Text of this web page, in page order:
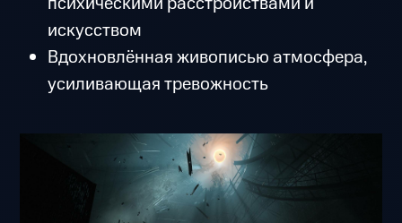
искусством
Вдохновлённая живописью атмосфера,
усиливающая тревожность